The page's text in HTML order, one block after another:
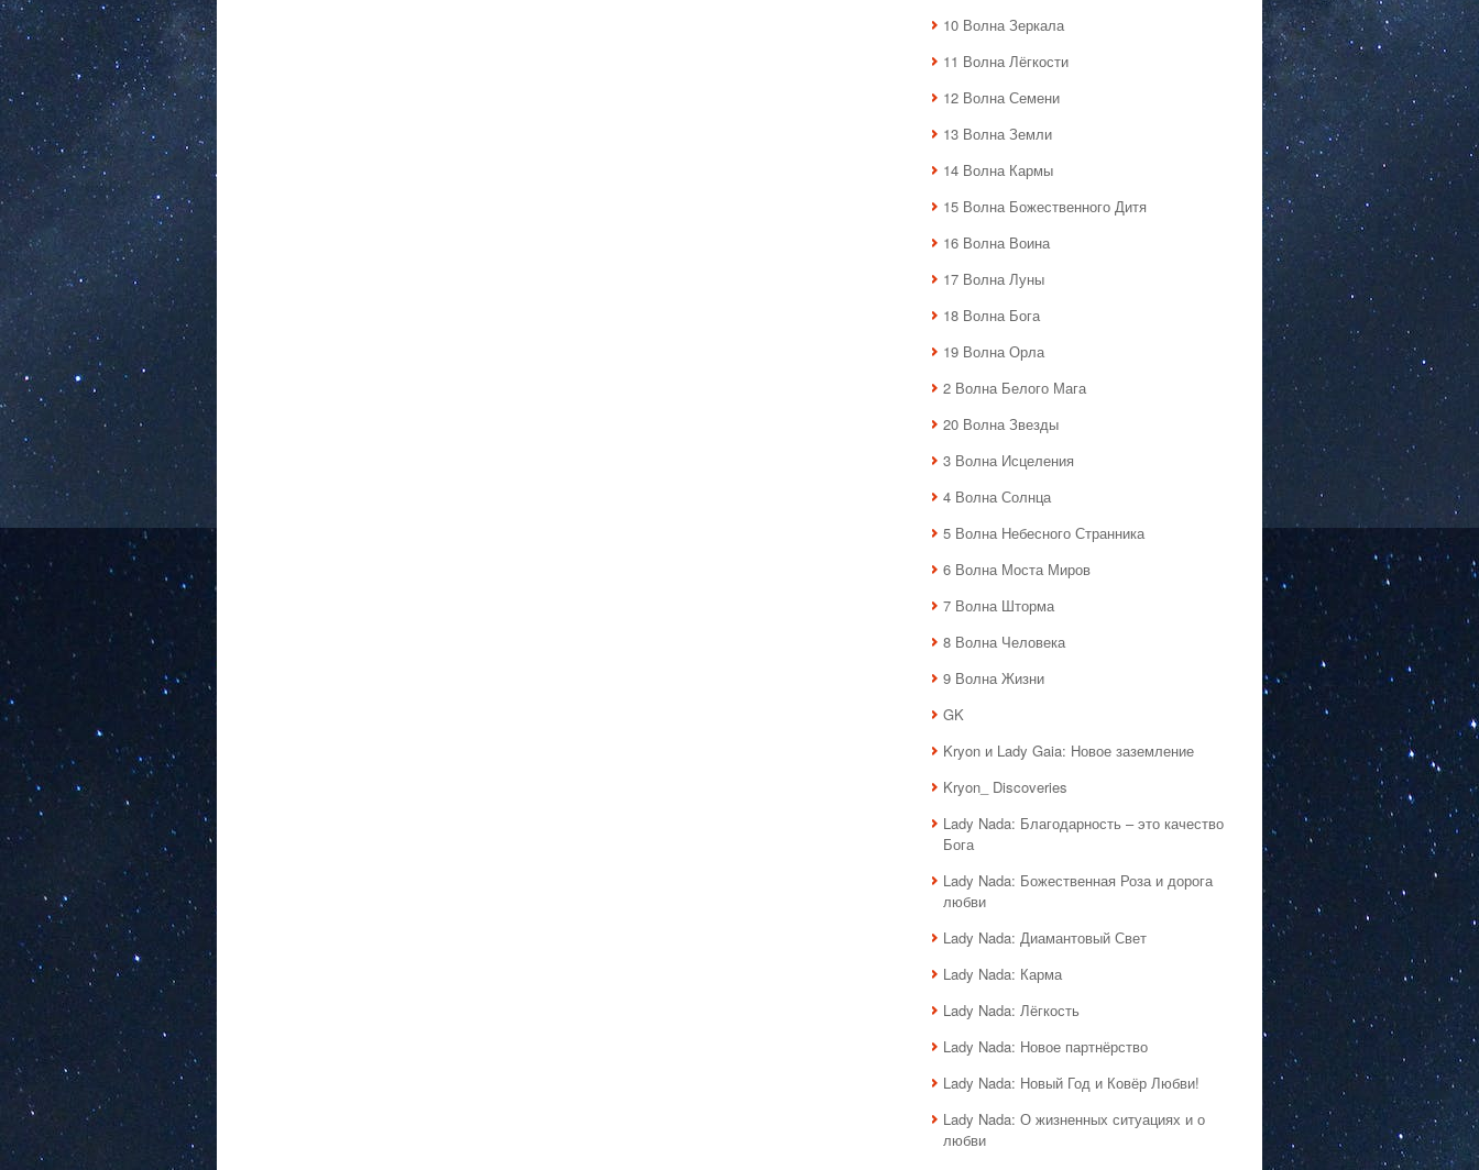
10 Волна Зеркала
11 Волна Лёгкости
12 Волна Семени
13 Волна Земли
14 Волна Кармы
15 Волна Божественного Дитя
16 Волна Воина
17 Волна Луны
18 Волна Бога
19 Волна Орла
2 Волна Белого Мага
20 Волна Звезды
3 Волна Исцеления
4 Волна Солнца
5 Волна Небесного Странника
6 Волна Моста Миров
7 Волна Шторма
8 Волна Человека
9 Волна Жизни
GK
Kryon и Lady Gaia: Новое заземление
Kryon_ Discoveries
Lady Nada: Благодарность – это качество
Бога
Lady Nada: Божественная Роза и дорога
любви
Lady Nada: Диамантовый Свет
Lady Nada: Карма
Lady Nada: Лёгкость
Lady Nada: Новое партнёрство
Lady Nada: Новый Год и Ковёр Любви!
Lady Nada: О жизненных ситуациях и о
любви